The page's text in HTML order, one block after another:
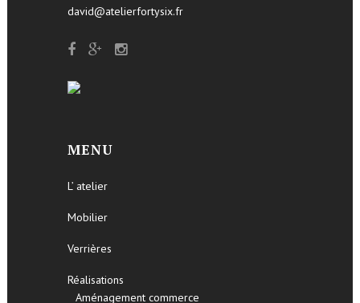
david@atelierfortysix.fr
MENU
L’ atelier
Mobilier
Verrières
Réalisations
Aménagement commerce